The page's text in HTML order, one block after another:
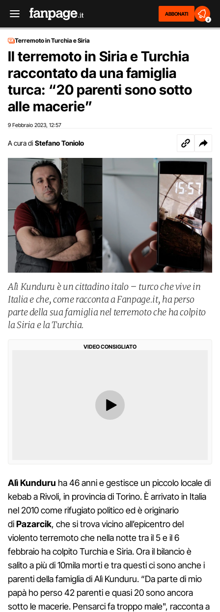
ABBONATI
2
Terremoto in Turchia e Siria
Il terremoto in Siria e Turchia
raccontato da una famiglia
turca: “20 parenti sono sotto
alle macerie”
9 Febbraio 2023 12:57
A cura di Stefano Toniolo
Alì Kunduru è un cittadino italo – turco che vive in
Italia e che, come racconta a Fanpage.it, ha perso
parte della sua famiglia nel terremoto che ha colpito
la Siria e la Turchia.
VIDEO CONSIGLIATO
Alì Kunduru ha 46 anni e gestisce un piccolo locale di
kebab a Rivoli, in provincia di Torino. È arrivato in Italia
nel 2010 come rifugiato politico ed è originario
diPazarcik, che si trova vicino all’epicentro del
violento terremoto che nella notte tra il 5 e il 6
febbraio ha colpito Turchia e Siria. Ora il bilancio è
salito a più di 10mila morti e tra questi ci sono anche i
parenti della famiglia di Alì Kunduru. “Da parte di mio
papà ho perso 42 parenti e quasi 20 sono ancora
sotto le macerie. Pensarci fa troppo male", racconta a